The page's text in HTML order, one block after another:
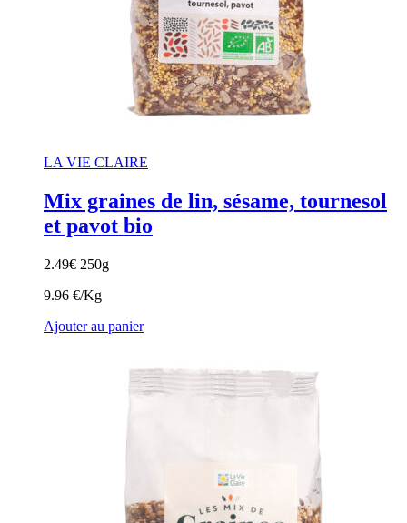
LA VIE CLAIRE
Mix graines de lin, sésame, tournesol
et pavot bio
2.49€ 250g
9.96 €/Kg
Ajouter au panier